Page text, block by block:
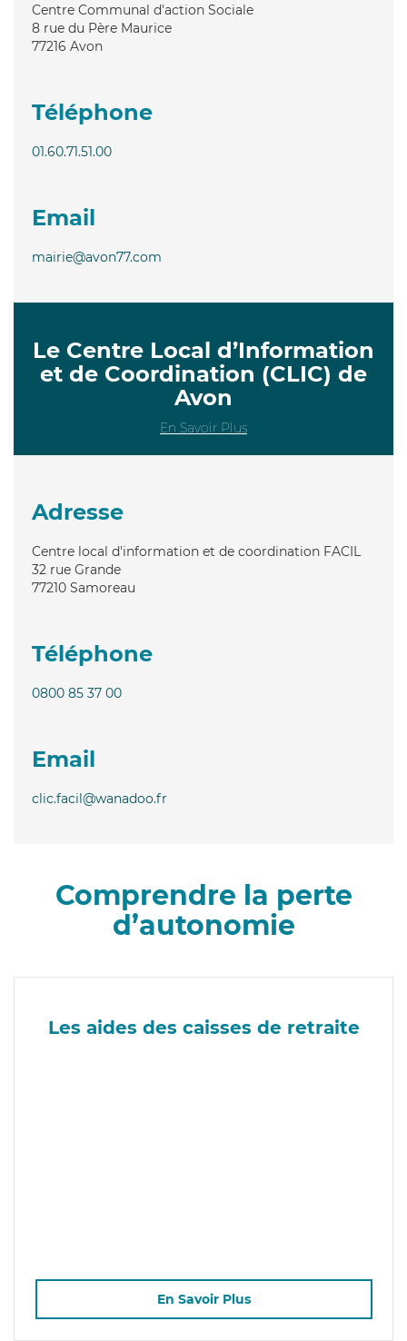
Centre Communal d'action Sociale
8 rue du Père Maurice
77216 Avon
Téléphone
01.60.71.51.00
Email
mairie@avon77.com
Le Centre Local d’Information
et de Coordination (CLIC) de
Avon
En Savoir Plus
Adresse
Centre local d'information et de coordination FACIL
32 rue Grande
77210 Samoreau
Téléphone
0800 85 37 00
Email
clic.facil@wanadoo.fr
Comprendre la perte
d’autonomie
Les aides des caisses de retraite
En Savoir Plus